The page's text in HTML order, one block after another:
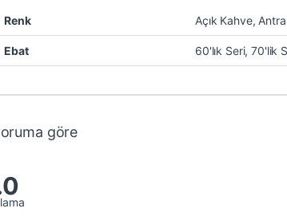
Renk Açık Kahve,
Ebat 60'lık Seri, 70'lik
göre